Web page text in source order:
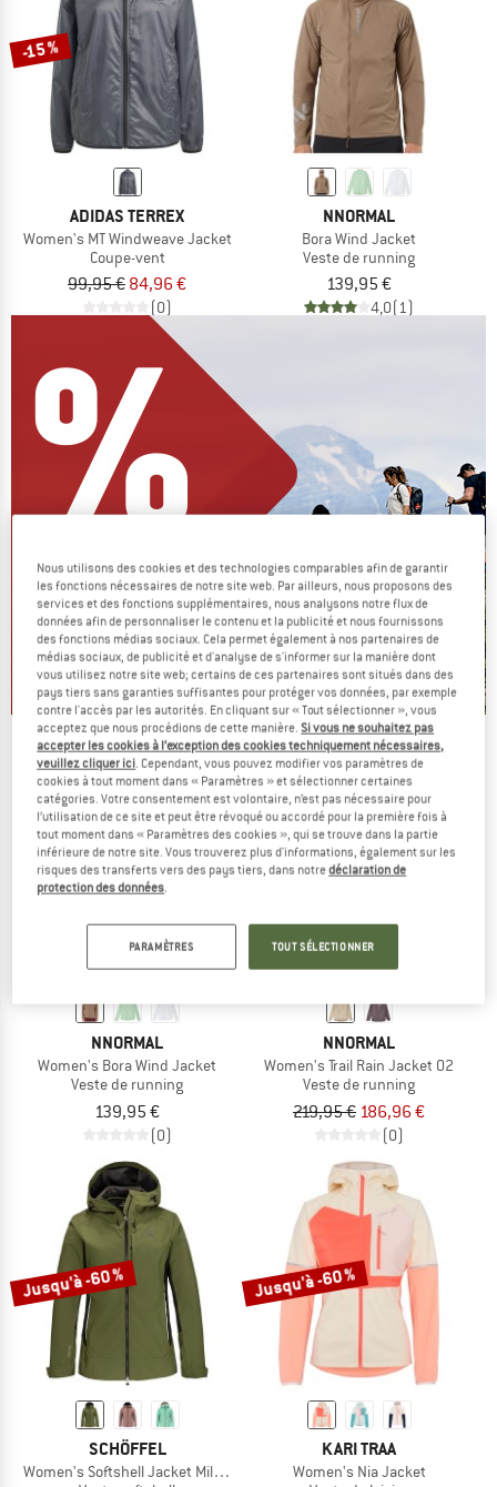
-15 %
ADIDAS TERREX
Women's MT Windweave Jacket
Coupe-vent
99,95 € 84,96 €
(0)
NNORMAL
Bora Wind Jacket
Veste de running
139,95 €
4,0(1)
On vide des stocks !
JUSQU'À -60 %
LE DÉSTOCKAGE
NNORMAL
Women's Bora Wind Jacket
Veste de running
139,95 €
(0)
-15 %
NNORMAL
Women's Trail Rain Jacket 02
Veste de running
219,95 € 186,96 €
(0)
Jusqu'à -60 %
SCHÖFFEL
Women's Softshell Jacket Milagle
Jusqu'à -60 %
KARI TRAA
Women's Nia Jacket
Nous utilisons des cookies et des technologies comparables afin de garantir
les fonctions nécessaires de notre site web. Par ailleurs, nous proposons des
services et des fonctions supplémentaires, nous analysons notre flux de
données afin de personnaliser le contenu et la publicité et nous fournissons
des fonctions médias sociaux. Cela permet également à nos partenaires de
médias sociaux, de publicité et d'analyse de s'informer sur la manière dont
vous utilisez notre site web; certains de ces partenaires sont situés dans des
pays tiers sans garanties suffisantes pour protéger vos données, par exemple
contre l'accès par les autorités. En cliquant sur « Tout sélectionner », vous
acceptez que nous procédions de cette manière.Si vous ne souhaitez pas
accepter les cookies à l’exception des cookies techniquement nécessaires,
veuillez cliquer ici. Cependant, vous pouvez modifier vos paramètres de
cookies à tout moment dans « Paramètres » et sélectionner certaines
catégories. Votre consentement est volontaire, n’est pas nécessaire pour
l’utilisation de ce site et peut être révoqué ou accordé pour la première fois à
tout moment dans « Paramètres des cookies », qui se trouve dans la partie
inférieure de notre site. Vous trouverez plus d'informations, également sur les
risques des transferts vers des pays tiers, dans notredéclaration de
protection des données.
PARAMÈTRES TOUT SÉLECTIONNER